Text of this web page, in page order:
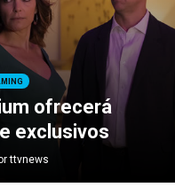
ofrecerá
exclusivos
ttvnews